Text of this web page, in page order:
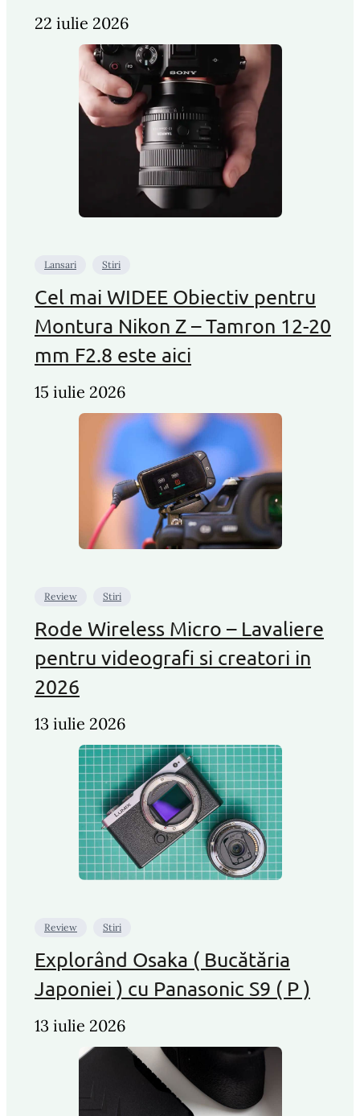
22 iulie 2026
Lansari Stiri
Cel mai WIDEE Obiectiv pentru
Montura Nikon Z – Tamron 12-20
mm F2.8 este aici
15 iulie 2026
Review Stiri
Rode Wireless Micro – Lavaliere
pentru videografi si creatori in
2026
13 iulie 2026
Review Stiri
Explorând Osaka ( Bucătăria
Japoniei ) cu Panasonic S9 ( P )
13 iulie 2026